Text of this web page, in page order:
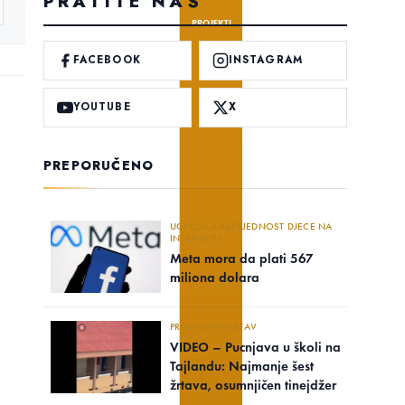
PROJEKTI
FACEBOOK INSTAGRAM
YOUTUBE X
PREPORUČENO
UGROZILA BEZBJEDNOST DJECE NA
INTERNETU
Meta mora da plati 567
miliona dolara
PRONAĐEN MRTAV
VIDEO – Pucnjava u školi na
Tajlandu: Najmanje šest
žrtava, osumnjičen tinejdžer